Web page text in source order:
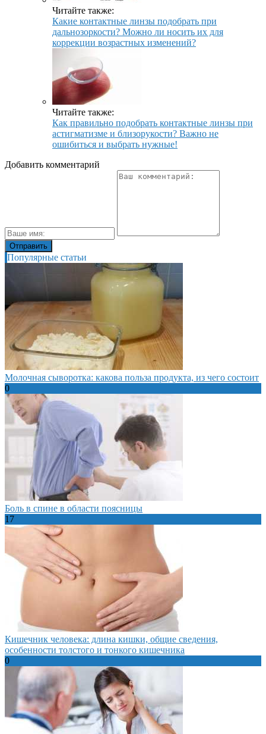
Читайте также:
Какие контактные линзы подобрать при
дальнозоркости? Можно ли носить их для
коррекции возрастных изменений?
Читайте также:
Как правильно подобрать контактные линзы при
астигматизме и близорукости? Важно не
ошибиться и выбрать нужные!
Добавить комментарий
Популярные статьи
Молочная сыворотка: какова польза продукта, из чего состоит
0
Боль в спине в области поясницы
17
Кишечник человека: длина кишки, общие сведения,
особенности толстого и тонкого кишечника
0